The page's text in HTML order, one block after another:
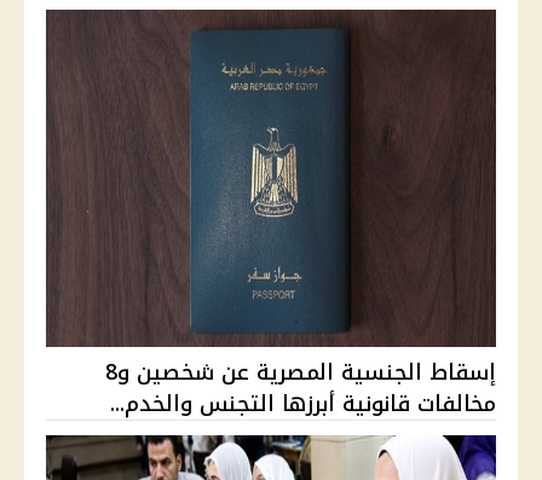
إسقاط الجنسية المصرية عن شخصين و8
مخالفات قانونية أبرزها التجنس والخدم...